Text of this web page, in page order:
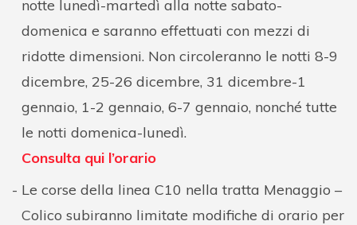
notte lunedì-martedì alla notte sabato-
domenica e saranno effettuati con mezzi di
ridotte dimensioni. Non circoleranno le notti 8-9
dicembre, 25-26 dicembre, 31 dicembre-1
gennaio, 1-2 gennaio, 6-7 gennaio, nonché tutte
le notti domenica-lunedì.
Consulta qui l’orario
Le corse della linea C10 nella tratta Menaggio –
Colico subiranno limitate modifiche di orario per